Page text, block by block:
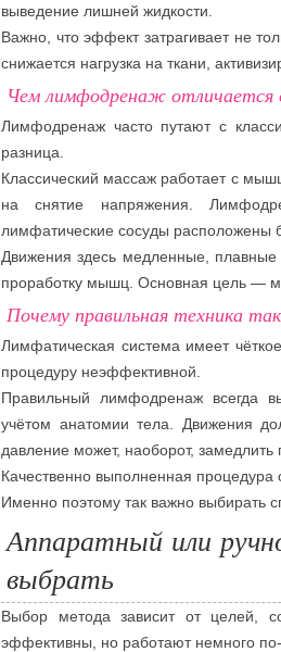
выведение лишней жидкости.
Важно, что эффект затрагивает не
снижается нагрузка на ткани,
Чем лимфодренаж отличается
Лимфодренаж часто путают с
разница.
Классический массаж работает с
на снятие напряжения.
лимфатические сосуды расположены
Движения здесь медленные,
проработку мышц. Основная цель —
Почему правильная техника
Лимфатическая система имеет
процедуру неэффективной.
Правильный лимфодренаж всегда
учётом анатомии тела. Движения
давление может, наоборот, замедлить
Качественно выполненная
Именно поэтому так важно выбирать
Аппаратный или
выбрать
Выбор метода зависит от целей,
эффективны, но работают немного